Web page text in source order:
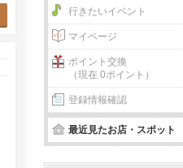
行きたいイベント
マイページ
ポイント交換
（現在 0ポイント）
登録情報確認
最近見たお店・スポット